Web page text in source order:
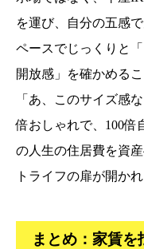
を運び、自分の五感
ペースでじっくりと
開放感」を確かめるこ
「あ、このサイズ感
倍おしゃれで、100倍
の人生の住居費を資
トライフの扉が開かれ
まとめ：家賃